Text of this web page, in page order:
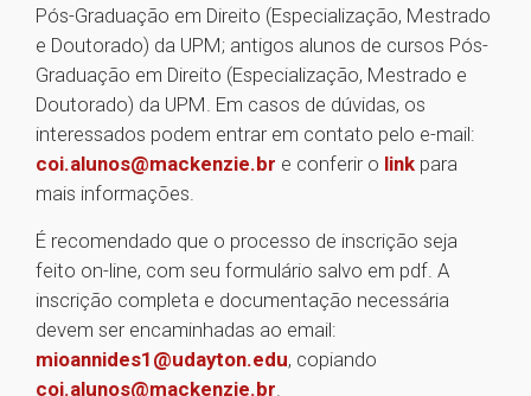
Pós-Graduação em Direito (Especialização, Mestrado
e Doutorado) da UPM; antigos alunos de cursos Pós-
Graduação em Direito (Especialização, Mestrado e
Doutorado) da UPM. Em casos de dúvidas, os
interessados podem entrar em contato pelo e-mail:
coi.alunos@mackenzie.br e conferir o link para
mais informações.
É recomendado que o processo de inscrição seja
feito on-line, com seu formulário salvo em pdf. A
inscrição completa e documentação necessária
devem ser encaminhadas ao email:
mioannides1@udayton.edu, copiando
coi.alunos@mackenzie.br.